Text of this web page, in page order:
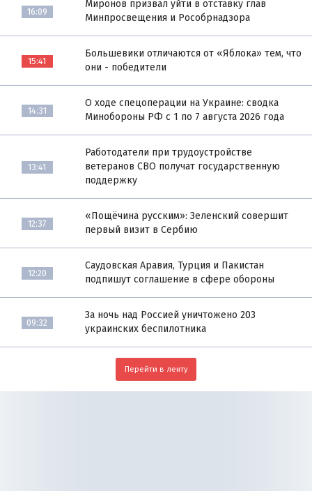
16:09
Миронов призвал уйти в отставку глав
Минпросвещения и Рособрнадзора
15:41
Большевики отличаются от «Яблока» тем, что
они - победители
14:31
О ходе спецоперации на Украине: сводка
Минобороны РФ с 1 по 7 августа 2026 года
13:41
Работодатели при трудоустройстве
ветеранов СВО получат государственную
поддержку
12:37
«Пощёчина русским»: Зеленский совершит
первый визит в Сербию
12:20
Саудовская Аравия, Турция и Пакистан
подпишут соглашение в сфере обороны
09:32
За ночь над Россией уничтожено 203
украинских беспилотника
Перейти в ленту